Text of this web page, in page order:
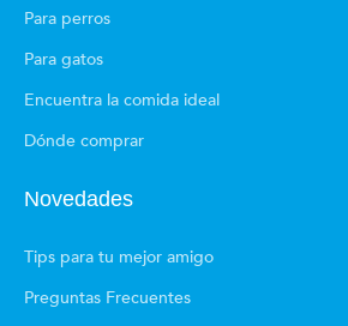
Para perros
Para gatos
Encuentra la comida ideal
Dónde comprar
Novedades
Tips para tu mejor amigo
Preguntas Frecuentes